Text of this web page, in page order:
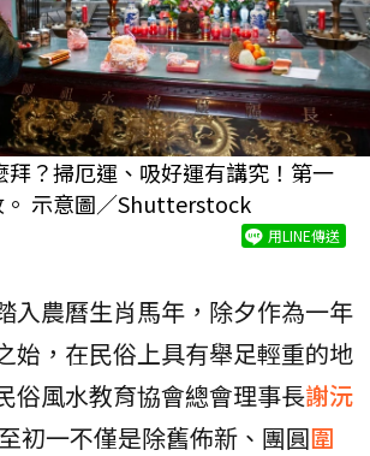
拜？掃厄運、吸好運有講究！第一
。 示意圖／Shutterstock
用LINE傳送
入農曆生肖馬年，除夕作為一年
始，在民俗上具有舉足輕重的地
俗風水教育協會總會理事長謝沅
初一不僅是除舊佈新、團圓圍